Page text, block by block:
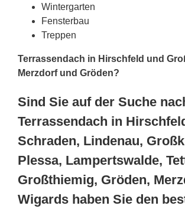
Wintergarten
Fensterbau
Treppen
Terrassendach in Hirschfeld und
Merzdorf und Gröden?
Sind Sie auf der Suche
Terrassendach in
Schraden, Lindenau,
Plessa, Lampertswalde,
Großthiemig, Gröden,
Wigards haben Sie den